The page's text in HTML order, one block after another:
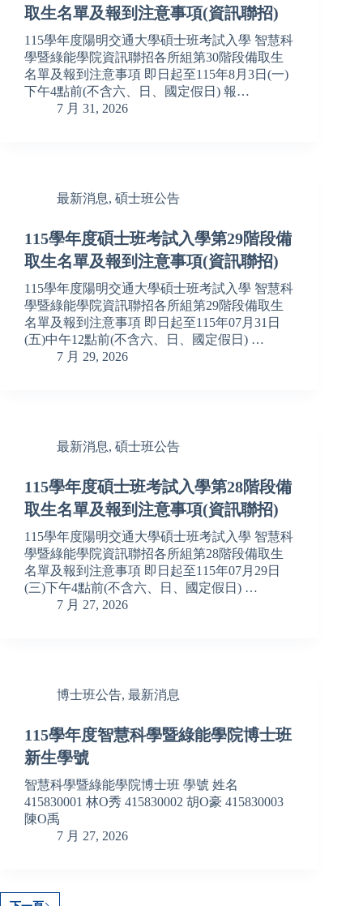
取生名單及報到注意事項(資訊聯招)
115學年度陽明交通大學碩士班考試入學 智慧科
學暨綠能學院資訊聯招各所組第30階段備取生
名單及報到注意事項 即日起至115年8月3日(一)
下午4點前(不含六、日、國定假日) 報…
7 月 31, 2026
最新消息, 碩士班公告
115學年度碩士班考試入學第29階段備
取生名單及報到注意事項(資訊聯招)
115學年度陽明交通大學碩士班考試入學 智慧科
學暨綠能學院資訊聯招各所組第29階段備取生
名單及報到注意事項 即日起至115年07月31日
(五)中午12點前(不含六、日、國定假日) …
7 月 29, 2026
最新消息, 碩士班公告
115學年度碩士班考試入學第28階段備
取生名單及報到注意事項(資訊聯招)
115學年度陽明交通大學碩士班考試入學 智慧科
學暨綠能學院資訊聯招各所組第28階段備取生
名單及報到注意事項 即日起至115年07月29日
(三)下午4點前(不含六、日、國定假日) …
7 月 27, 2026
博士班公告, 最新消息
115學年度智慧科學暨綠能學院博士班
新生學號
智慧科學暨綠能學院博士班 學號 姓名
415830001 林O秀 415830002 胡O豪 415830003
陳O禹
7 月 27, 2026